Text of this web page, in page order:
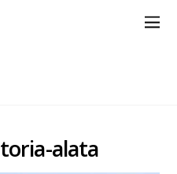
alata